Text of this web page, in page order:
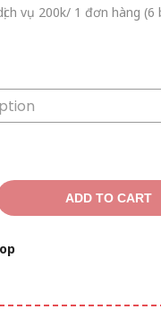
vụ 200k/ 1 đơn hàng (6
ADD TO CART